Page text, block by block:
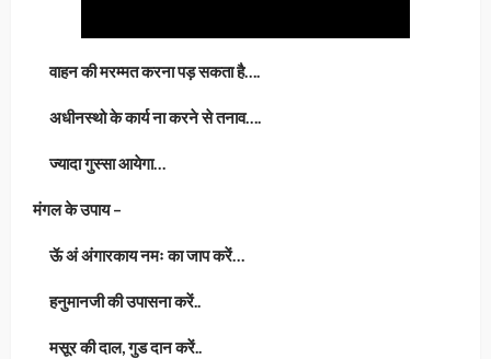
वाहन की मरम्मत करना पड़ सकता है….
अधीनस्थो के कार्य ना करने से तनाव….
ज्यादा गुस्सा आयेगा…
मंगल के उपाय –
ऊॅ अं अंगारकाय नमः का जाप करें…
हनुमानजी की उपासना करें..
मसूर की दाल, गुड दान करें..